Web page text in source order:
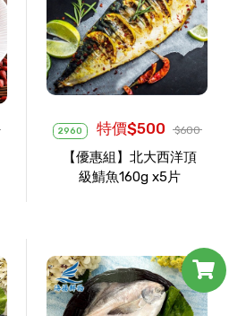
2960 特價$500 $600
【優惠組】北大西洋頂
級鯖魚160g x5片